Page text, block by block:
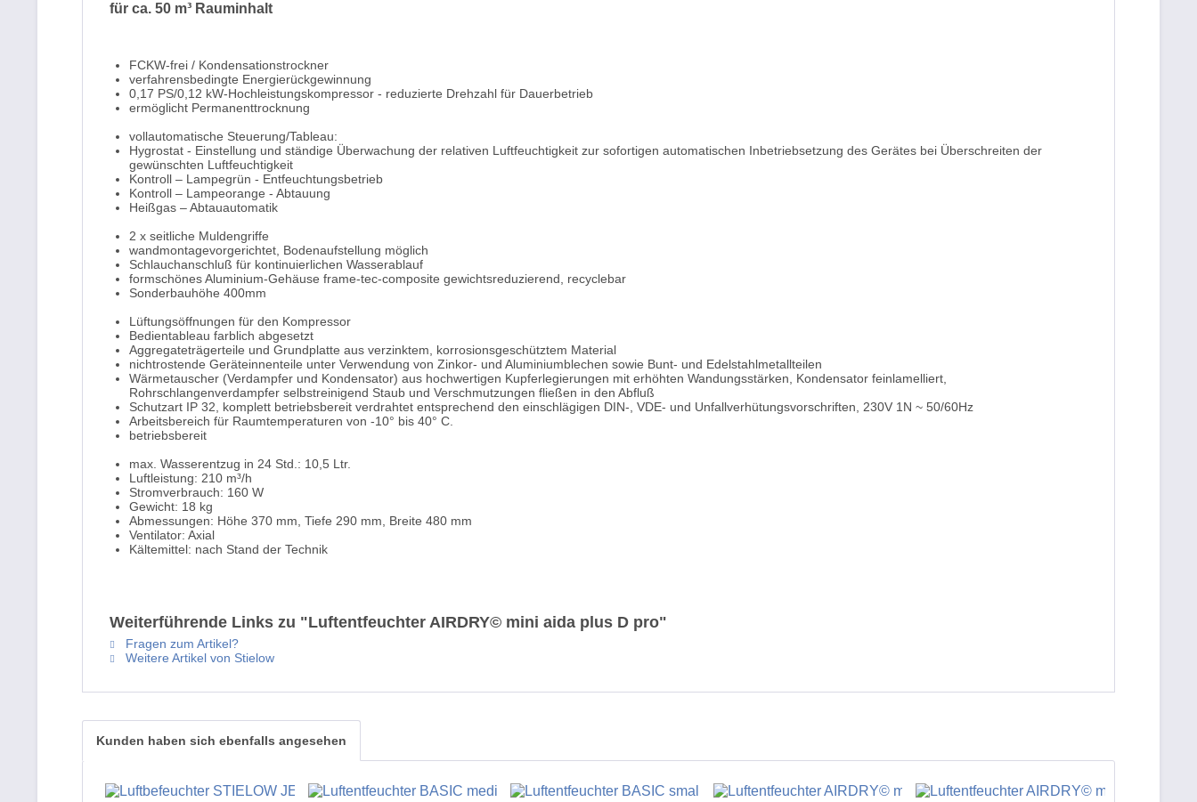
für ca. 50 m³ Rauminhalt
FCKW-frei / Kondensationstrockner
verfahrensbedingte Energierückgewinnung
0,17 PS/0,12 kW-Hochleistungskompressor - reduzierte Drehzahl für Dauerbetrieb
ermöglicht Permanenttrocknung
vollautomatische Steuerung/Tableau:
Hygrostat - Einstellung und ständige Überwachung der relativen Luftfeuchtigkeit zur sofortigen automatischen Inbetriebsetzung des Gerätes bei Überschreiten der
gewünschten Luftfeuchtigkeit
Kontroll – Lampegrün - Entfeuchtungsbetrieb
Kontroll – Lampeorange - Abtauung
Heißgas – Abtauautomatik
2 x seitliche Muldengriffe
wandmontagevorgerichtet, Bodenaufstellung möglich
Schlauchanschluß für kontinuierlichen Wasserablauf
formschönes Aluminium-Gehäuse frame-tec-composite gewichtsreduzierend, recyclebar
Sonderbauhöhe 400mm
Lüftungsöffnungen für den Kompressor
Bedientableau farblich abgesetzt
Aggregateträgerteile und Grundplatte aus verzinktem, korrosionsgeschütztem Material
nichtrostende Geräteinnenteile unter Verwendung von Zinkor- und Aluminiumblechen sowie Bunt- und Edelstahlmetallteilen
Wärmetauscher (Verdampfer und Kondensator) aus hochwertigen Kupferlegierungen mit erhöhten Wandungsstärken, Kondensator feinlamelliert,
Rohrschlangenverdampfer selbstreinigend Staub und Verschmutzungen fließen in den Abfluß
Schutzart IP 32, komplett betriebsbereit verdrahtet entsprechend den einschlägigen DIN-, VDE- und Unfallverhütungsvorschriften, 230V 1N ~ 50/60Hz
Arbeitsbereich für Raumtemperaturen von -10° bis 40° C.
betriebsbereit
max. Wasserentzug in 24 Std.: 10,5 Ltr.
Luftleistung: 210 m³/h
Stromverbrauch: 160 W
Gewicht: 18 kg
Abmessungen: Höhe 370 mm, Tiefe 290 mm, Breite 480 mm
Ventilator: Axial
Kältemittel: nach Stand der Technik
Weiterführende Links zu "Luftentfeuchter AIRDRY© mini aida plus D pro"
Fragen zum Artikel?
Weitere Artikel von Stielow
Kunden haben sich ebenfalls angesehen